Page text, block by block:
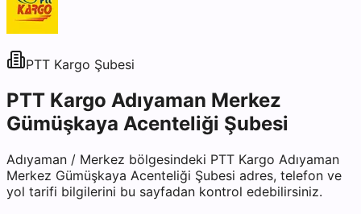
PTT Kargo Şubesi
PTT Kargo Adıyaman Merkez
Gümüşkaya Acenteliği Şubesi
Adıyaman / Merkez bölgesindeki PTT Kargo Adıyaman
Merkez Gümüşkaya Acenteliği Şubesi adres, telefon ve
yol tarifi bilgilerini bu sayfadan kontrol edebilirsiniz.